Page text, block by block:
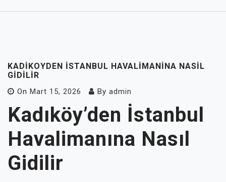
KADIKOYDEN İSTANBUL HAVALIMANINA NASIL
GIDILIR
On Mart 15, 2026 By admin
Kadıköy’den İstanbul
Havalimanına Nasıl
Gidilir